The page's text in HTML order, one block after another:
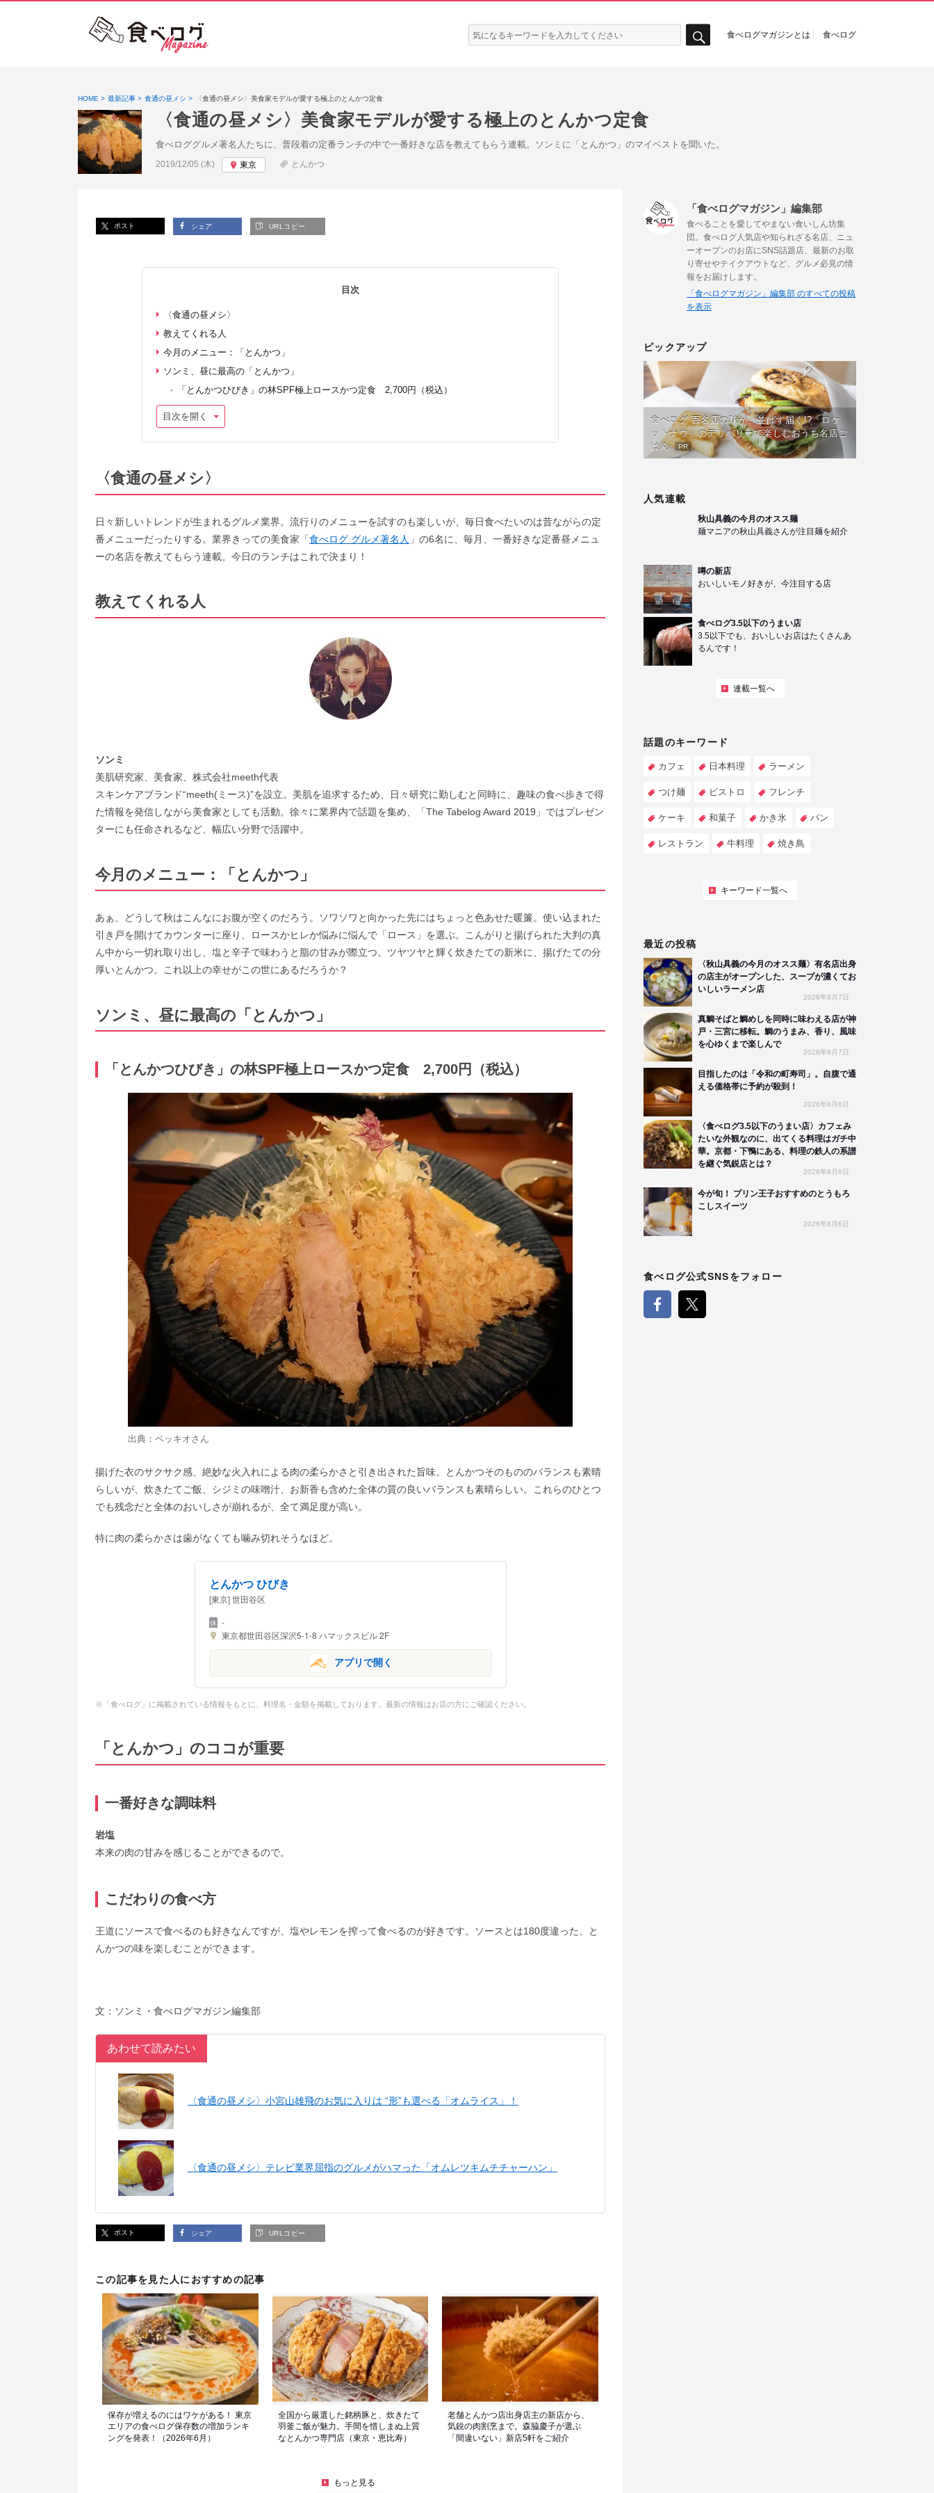
検
索:
食べログマガジンとは 食べログ
HOME 最新記事 食通の昼メシ 〈食通の昼メシ〉美食家モデルが愛する極上のとんかつ定食
〈食通の昼メシ〉美食家モデルが愛する極上のとんかつ定食
食べロググルメ著名人たちに、普段着の定番ランチの中で一番好きな店を教えてもらう連載。ソンミに「とんかつ」のマイベストを聞いた。
投稿日:
2019/12/05 (木) 東京 とんかつ
ポスト シェア URLコピー
目次
〈食通の昼メシ〉
教えてくれる人
今月のメニュー：「とんかつ」
ソンミ、昼に最高の「とんかつ」
「とんかつひびき」の林SPF極上ロースかつ定食 2,700円（税込）
目次を開く
〈食通の昼メシ〉
日々新しいトレンドが生まれるグルメ業界。流行りのメニューを試すのも楽しいが、毎日食べたいのは昔ながらの定
番メニューだったりする。業界きっての美食家「食べログ グルメ著名人 」の6名に、毎月、一番好きな定番昼メニュ
ーの名店を教えてもらう連載。今日のランチはこれで決まり！
教えてくれる人
ソンミ
美肌研究家、美食家、株式会社meeth代表
スキンケアブランド“meeth(ミース)”を設立。美肌を追求するため、日々研究に勤しむと同時に、趣味の食べ歩きで得
た情報を発信しながら美食家としても活動。徐々に業界内で話題を集め、「The Tabelog Award 2019」ではプレゼン
ターにも任命されるなど、幅広い分野で活躍中。
今月のメニュー：「とんかつ」
あぁ、どうして秋はこんなにお腹が空くのだろう。ソワソワと向かった先にはちょっと色あせた暖簾。使い込まれた
引き戸を開けてカウンターに座り、ロースかヒレか悩みに悩んで「ロース」を選ぶ。こんがりと揚げられた大判の真
ん中から一切れ取り出し、塩と辛子で味わうと脂の甘みが際立つ。ツヤツヤと輝く炊きたての新米に、揚げたての分
厚いとんかつ。これ以上の幸せがこの世にあるだろうか？
ソンミ、昼に最高の「とんかつ」
「とんかつひびき」の林SPF極上ロースかつ定食 2,700円（税込）
出典： ベッキオさん
揚げた衣のサクサク感、絶妙な火入れによる肉の柔らかさと引き出された旨味。とんかつそのもののバランスも素晴
らしいが、炊きたてご飯、シジミの味噌汁、お新香も含めた全体の質の良いバランスも素晴らしい。これらのひとつ
でも残念だと全体のおいしさが崩れるが、全て満足度が高い。
特に肉の柔らかさは歯がなくても噛み切れそうなほど。
とんかつ ひびき
[東京] 世田谷区
-
東京都世田谷区深沢5-1-8 ハマックスビル 2F
アプリで開く
※「食べログ」に掲載されている情報をもとに、料理名・金額を掲載しております。最新の情報はお店の方にご確認ください。
「とんかつ」のココが重要
一番好きな調味料
岩塩
本来の肉の甘みを感じることができるので。
こだわりの食べ方
王道にソースで食べるのも好きなんですが、塩やレモンを搾って食べるのが好きです。ソースとは180度違った、と
んかつの味を楽しむことができます。
文：ソンミ・食べログマガジン編集部
あわせて読みたい
〈食通の昼メシ〉小宮山雄飛のお気に入りは “形”も選べる「オムライス」！
〈食通の昼メシ〉テレビ業界屈指のグルメがハマった「オムレツキムチチャーハン」
ポスト シェア URLコピー
この記事を見た人におすすめの記事
保存が増えるのにはワケがある！ 東京
エリアの食べログ保存数の増加ランキ
ングを発表！（2026年6月）
全国から厳選した銘柄豚と、炊きたて
羽釜ご飯が魅力。手間を惜しまぬ上質
なとんかつ専門店（東京・恵比寿）
老舗とんかつ店出身店主の新店から、
気鋭の肉割烹まで。森脇慶子が選ぶ
「間違いない」新店5軒をご紹介
もっと見る
「食べログマガジン」編集部
食べることを愛してやまない食いしん坊集
団。食べログ人気店や知られざる名店、ニュ
ーオープンのお店にSNS話題店、最新のお取
り寄せやテイクアウトなど、グルメ必見の情
報をお届けします。
「食べログマガジン」編集部 のすべての投稿
を表示
ピックアップ
食べログ 百名店の味が、並ばず届く!?「ロケ
ットナウ」のデリバリーで楽しむおうち名店ご
はん
PR
人気連載
秋山具義の今月のオスス麺
麺マニアの秋山具義さんが注目麺を紹介
噂の新店
おいしいモノ好きが、今注目する店
食べログ3.5以下のうまい店
3.5以下でも、おいしいお店はたくさんあ
るんです！
連載一覧へ
話題のキーワード
カフェ 日本料理 ラーメン
つけ麺 ビストロ フレンチ
ケーキ 和菓子 かき氷 パン
レストラン 牛料理 焼き鳥
キーワード一覧へ
最近の投稿
〈秋山具義の今月のオスス麺〉有名店出身
の店主がオープンした、スープが濃くてお
いしいラーメン店
2026年8月7日
真鯛そばと鯛めしを同時に味わえる店が神
戸・三宮に移転。鯛のうまみ、香り、風味
を心ゆくまで楽しんで
2026年8月7日
目指したのは「令和の町寿司」。自腹で通
える価格帯に予約が殺到！
2026年8月6日
〈食べログ3.5以下のうまい店〉カフェみ
たいな外観なのに、出てくる料理はガチ中
華。京都・下鴨にある、料理の鉄人の系譜
を継ぐ気鋭店とは？
2026年8月6日
今が旬！ プリン王子おすすめのとうもろ
こしスイーツ
2026年8月6日
食べログ公式SNSをフォロー